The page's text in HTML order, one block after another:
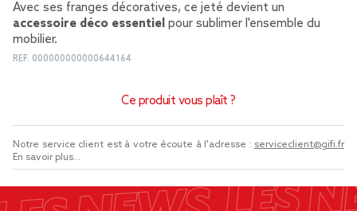
Avec ses franges décoratives, ce jeté devient un
accessoire déco essentiel pour sublimer l'ensemble du
mobilier.
REF. 000000000000644164
Ce produit vous plaît ?
Notre service client est à votre écoute à l'adresse : serviceclient@gifi.fr
En savoir plus...